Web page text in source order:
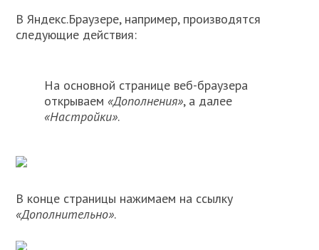
В Яндекс.Браузере, например, производятся
следующие действия:
На основной странице веб-браузера
открываем«Дополнения», а далее
«Настройки».
В конце страницы нажимаем на ссылку
«Дополнительно».